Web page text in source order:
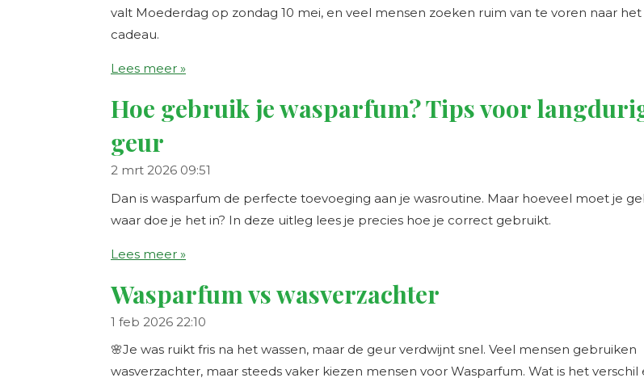
valt Moederdag op zondag 10 mei, en veel mensen zoeken ruim van te voren naar
cadeau.
Lees meer »
Hoe gebruik je wasparfum? Tips voor
geur
2 mrt 2026 09:51
Dan is wasparfum de perfecte toevoeging aan je wasroutine. Maar hoeveel moet je
waar doe je het in? In deze uitleg lees je precies hoe je correct gebruikt.
Lees meer »
Wasparfum vs wasverzachter
1 feb 2026 22:10
🌸Je was ruikt fris na het wassen, maar de geur verdwijnt snel. Veel mensen gebruiken
wasverzachter, maar steeds vaker kiezen mensen voor Wasparfum. Wat is het